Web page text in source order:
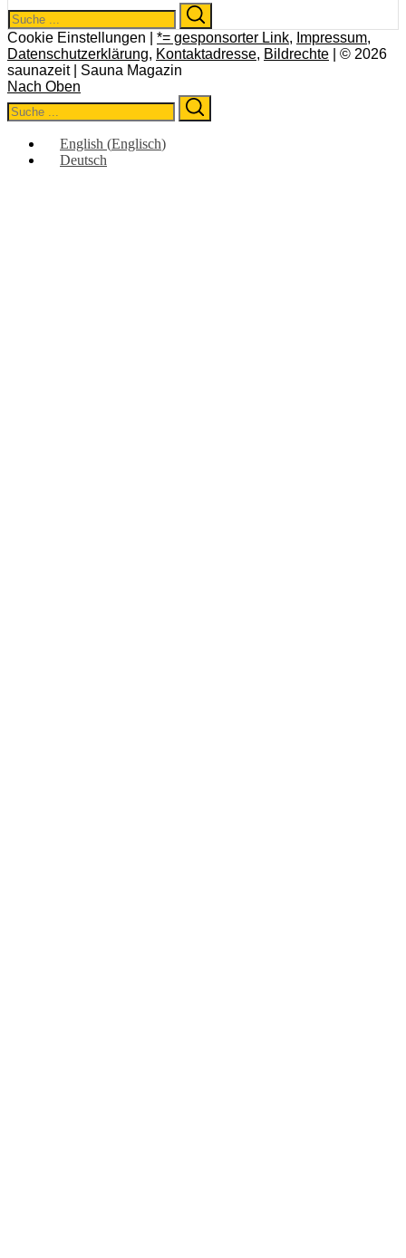
Search
for:
Cookie Einstellungen | *= gesponsorter Link, Impressum,
Datenschutzerklärung, Kontaktadresse, Bildrechte | © 2026
saunazeit | Sauna Magazin
Nach Oben
Search
for:
English (Englisch)
Deutsch